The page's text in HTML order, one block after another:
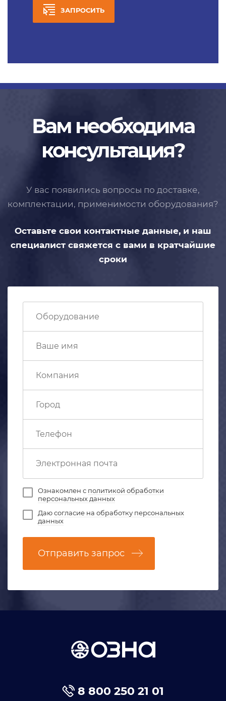
ЗАПРОСИТЬ
Вам необходима
консультация?
У вас появились вопросы по доставке,
комплектации, применимости оборудования?
Оставьте свои контактные данные, и наш
специалист свяжется с вами в кратчайшие
сроки
Ознакомлен с политикой обработки
персональных данных
Даюсогласие на обработку персональных
данных
Отправить запрос
8 800 250 21 01